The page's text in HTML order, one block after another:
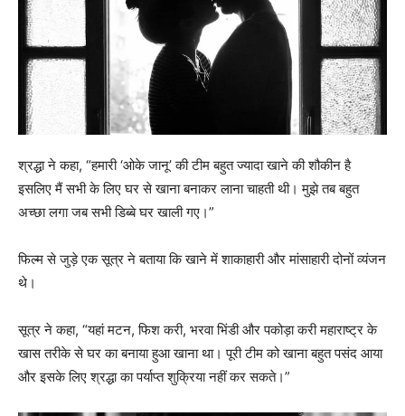
श्रद्धा ने कहा, “हमारी ‘ओके जानू’ की टीम बहुत ज्यादा खाने की शौकीन है
इसलिए मैं सभी के लिए घर से खाना बनाकर लाना चाहती थी। मुझे तब बहुत
अच्छा लगा जब सभी डिब्बे घर खाली गए।”
फिल्म से जुड़े एक सूत्र ने बताया कि खाने में शाकाहारी और मांसाहारी दोनों व्यंजन
थे।
सूत्र ने कहा, “यहां मटन, फिश करी, भरवा भिंडी और पकोड़ा करी महाराष्ट्र के
खास तरीके से घर का बनाया हुआ खाना था। पूरी टीम को खाना बहुत पसंद आया
और इसके लिए श्रद्धा का पर्याप्त शुक्रिया नहीं कर सकते।”